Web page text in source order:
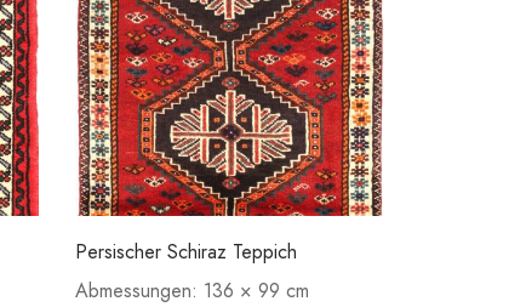
Persischer Schiraz Teppich
Abmessungen: 136 × 99 cm